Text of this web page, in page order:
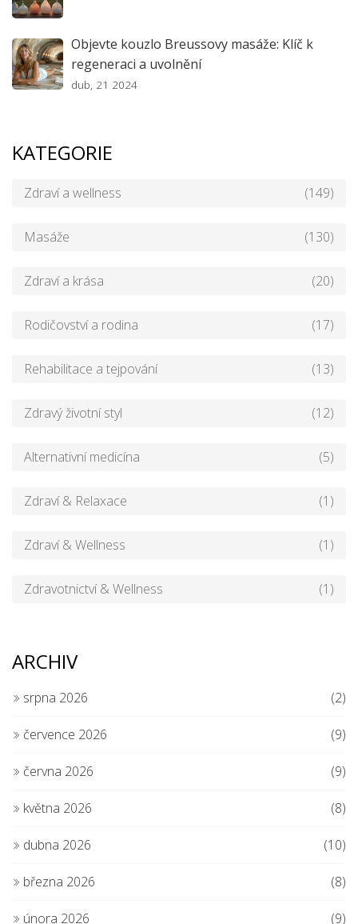
Objevte kouzlo Breussovy masáže: Klíč k
regeneraci a uvolnění
dub, 21 2024
KATEGORIE
Zdraví a wellness (149)
Masáže (130)
Zdraví a krása (20)
Rodičovství a rodina (17)
Rehabilitace a tejpování (13)
Zdravý životní styl (12)
Alternativní medicína (5)
Zdraví & Relaxace (1)
Zdraví & Wellness (1)
Zdravotnictví & Wellness (1)
ARCHIV
srpna 2026 (2)
července 2026 (9)
června 2026 (9)
května 2026 (8)
dubna 2026 (10)
března 2026 (8)
února 2026 (9)